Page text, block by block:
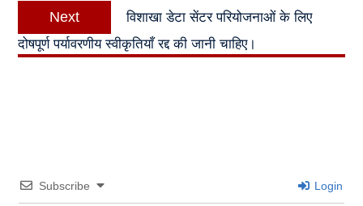
Next
Next
post:
विशाखा डेटा सेंटर परियोजनाओं के लिए
दोषपूर्ण पर्यावरणीय स्वीकृतियाँ रद्द की जानी चाहिए।
Subscribe Login